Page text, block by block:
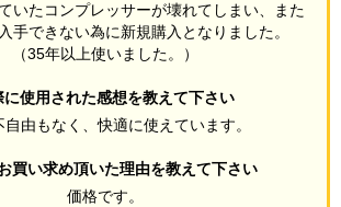
いたコンプレッサーが壊れてしまい、また
手できない為に新規購入となりました。
（35年以上使いました。）
に使用された感想を教えて下さい
自由もなく、快適に使えています。
買い求め頂いた理由を教えて下さい
価格です。